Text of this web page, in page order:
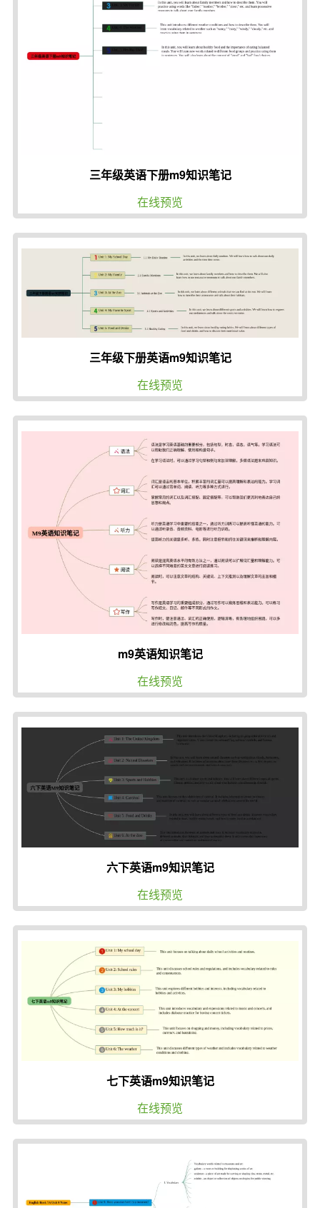
三年级英语下册m9知识笔记
在线预览
三年级下册英语m9知识笔记
在线预览
m9英语知识笔记
在线预览
六下英语m9知识笔记
在线预览
七下英语m9知识笔记
在线预览